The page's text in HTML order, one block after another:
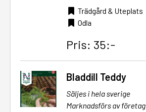
Trädgård & Uteplats
Odla
Pris: 35:-
Bladdill Teddy
Säljes i hela sverige
Marknadsförs av företag